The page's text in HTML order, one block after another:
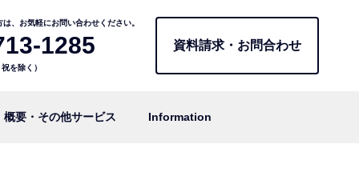
、お気軽にお問い合わせください。
1285
を除く）
資料請求・お問合わせ
概要・その他サービス Information